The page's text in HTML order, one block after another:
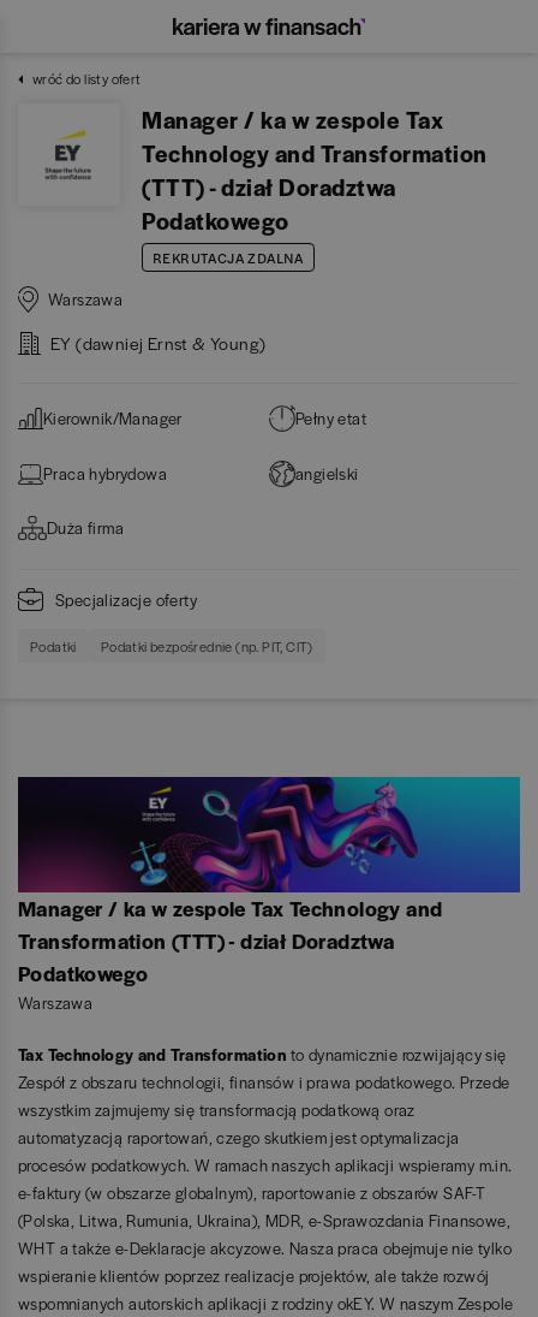
wróć do listy ofert
Manager / ka w zespole Tax
Technology and Transformation
(TTT) - dział Doradztwa
Podatkowego
REKRUTACJA ZDALNA
Warszawa
EY (dawniej Ernst & Young)
Kierownik/Manager Pełny etat
Praca hybrydowa angielski
Duża firma
Specjalizacje oferty
Podatki Podatki bezpośrednie (np. PIT, CIT)
Manager / ka w zespole Tax Technology and
Transformation (TTT) - dział Doradztwa
Podatkowego
Warszawa
Tax Technology and Transformation to dynamicznie rozwijający się
Zespół z obszaru technologii, finansów i prawa podatkowego. Przede
wszystkim zajmujemy się transformacją podatkową oraz
automatyzacją raportowań, czego skutkiem jest optymalizacja
procesów podatkowych. W ramach naszych aplikacji wspieramy m.in.
e-faktury (w obszarze globalnym), raportowanie z obszarów SAF-T
(Polska, Litwa, Rumunia, Ukraina), MDR, e-Sprawozdania Finansowe,
WHT a także e-Deklaracje akcyzowe. Nasza praca obejmuje nie tylko
wspieranie klientów poprzez realizacje projektów, ale także rozwój
wspomnianych autorskich aplikacji z rodziny okEY. W naszym Zespole